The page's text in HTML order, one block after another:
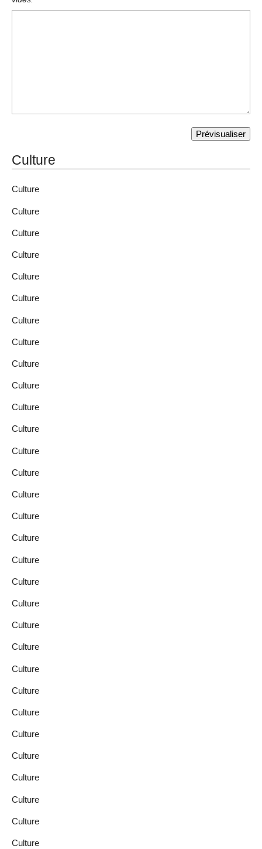
Culture
Culture
Culture
Culture
Culture
Culture
Culture
Culture
Culture
Culture
Culture
Culture
Culture
Culture
Culture
Culture
Culture
Culture
Culture
Culture
Culture
Culture
Culture
Culture
Culture
Culture
Culture
Culture
Culture
Culture
Culture
Culture